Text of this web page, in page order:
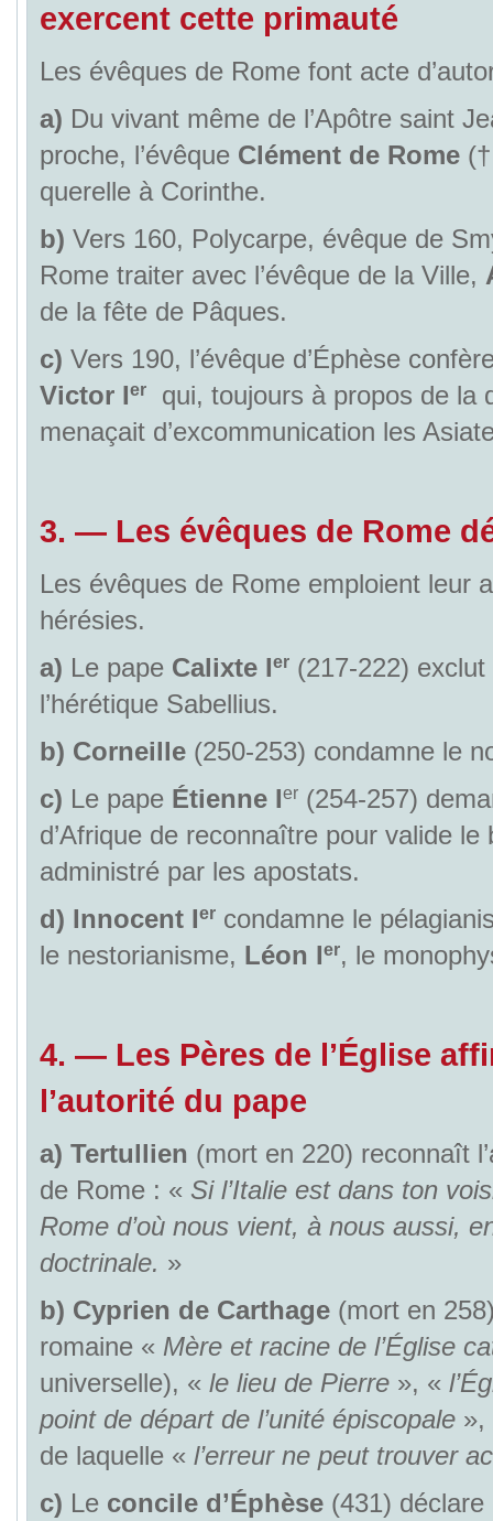
exercent cette primauté
Les évêques de Rome font acte
a) Du vivant même de l’Apôtre saint
proche, l’évêque Clément de Rome(†
querelle à Corinthe.
b) Vers 160, Polycarpe, évêque de
Rome traiter avec l’évêque de la Ville,
de la fête de Pâques.
c) Vers 190, l’évêque d’Éphèse
Victor Ierqui, toujours à propos de la
menaçait d’excommunication les
3. — Les évêques de Rome
Les évêques de Rome emploient leur
hérésies.
a) Le pape Calixte Ier(217-222) exclut
l’hérétique Sabellius.
b) Corneille(250-253) condamne le
c) Le pape Étienne Ier(254-257)
d’Afrique de reconnaître pour valide le
administré par les apostats.
d) Innocent Iercondamne le
le nestorianisme, Léon Ier, le
4. — Les Pères de l’Église
l’autorité du pape
a) Tertullien (mort en 220) reconnaît
de Rome : « Si l’Italie est dans ton
Rome d’où nous vient, à nous aussi,
doctrinale. »
b) Cyprien de Carthage(mort en
romaine « Mère et racine de l’Église
universelle), « le lieu de Pierre», «
point de départ de l’unité épiscopale»,
de laquelle « l’erreur ne peut trouver
c) Le concile d’Éphèse(431)